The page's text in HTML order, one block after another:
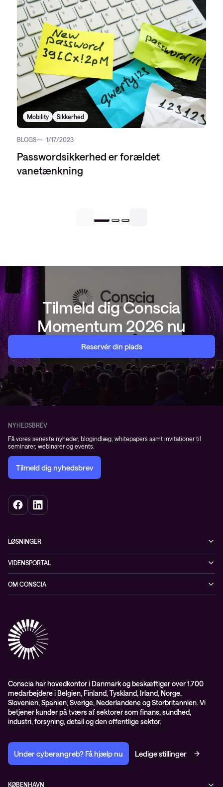
Mobility Sikkerhed
BLOGS 1/17/2023
Passwordsikkerhed er forældet
vanetænkning
Tilmeld dig Conscia
Momentum 2026 nu
Reservér din plads
NYHEDSBREV
Få vores seneste nyheder, blogindlæg, whitepapers samt invitationer til
seminarer, webinarer og events.
Tilmeld dig nyhedsbrev
LØSNINGER
Netværk
Datacenter & Cloud
Observability
Conscia Managed Services
Conscia Services
VIDENSPORTAL
Events
Videoer
Whitepapers
OM CONSCIA
Partnere
Presserum
ISO certifikater
Proces for kundeklager
Salgs- og leveringsbetingelser
Selskabsoplysninger og SKI-rammeaftale
Conscia har hovedkontor i Danmark og beskæftiger over 1.700
medarbejdere i Belgien, Finland, Tyskland, Irland, Norge,
Slovenien, Spanien, Sverige, Nederlandene og Storbritannien. Vi
betjener kunder på tværs af sektorer som finans, sundhed,
industri, forsyning, detail og den offentlige sektor.
Under cyberangreb? Få hjælp nu Ledige stillinger
KØBENHAVN